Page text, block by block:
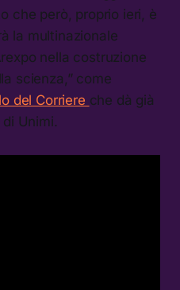
che però, proprio ieri, è
la multinazionale
nella costruzione
scienza,” come
del Corriere che dà già
Unimi.